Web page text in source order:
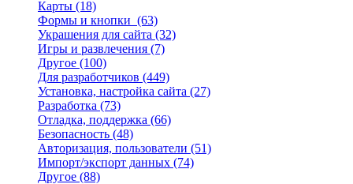
Карты (18)
Формы и кнопки (63)
Украшения для сайта (32)
Игры и развлечения (7)
Другое (100)
Для разработчиков (449)
Установка, настройка сайта (27)
Разработка (73)
Отладка, поддержка (66)
Безопасность (48)
Авторизация, пользователи (51)
Импорт/экспорт данных (74)
Другое (88)